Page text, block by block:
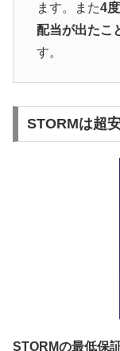
ます。また4
配当が出たこ
す。
STORMは超
STORMの最低保